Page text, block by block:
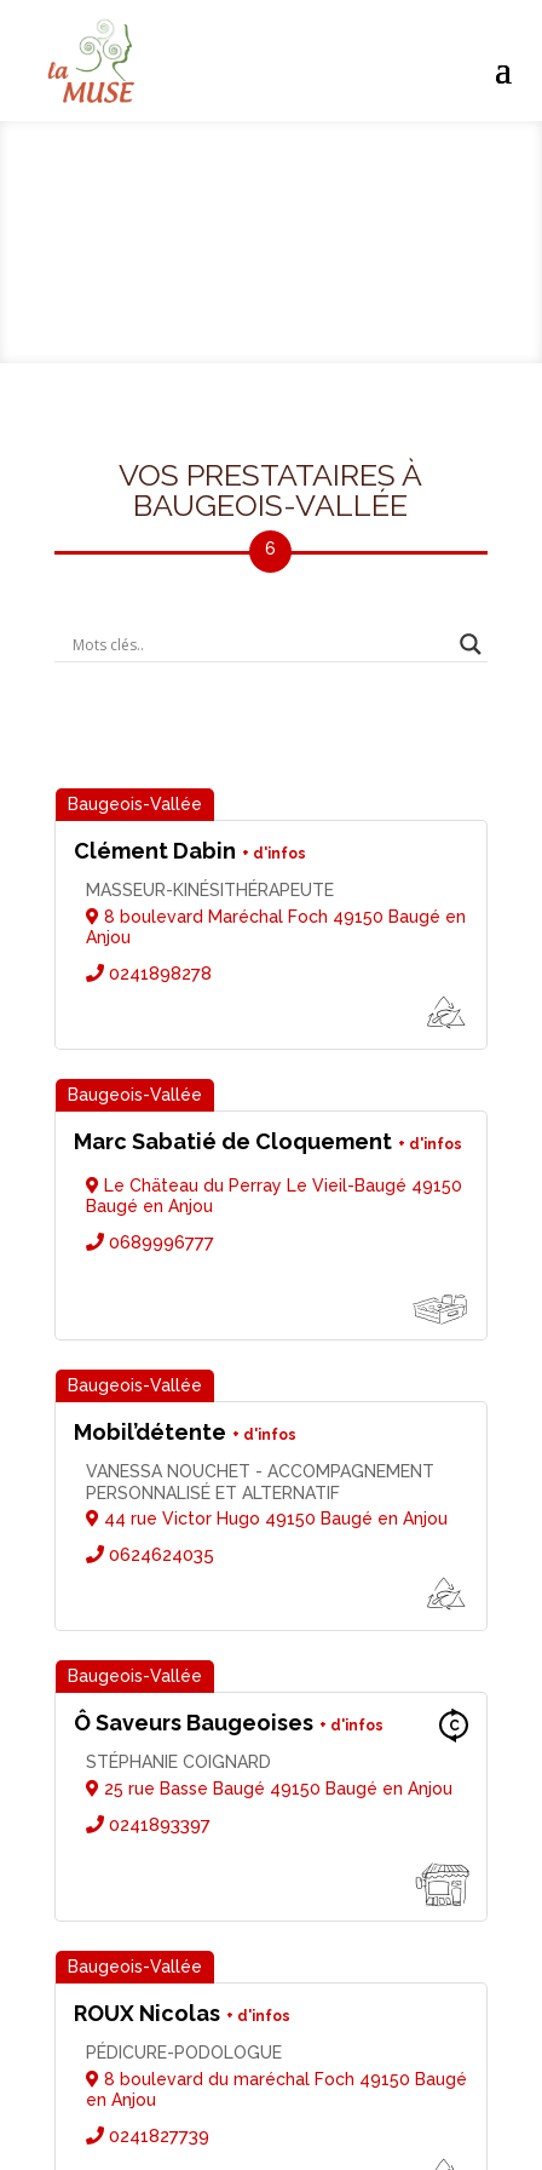
VOS PRESTATAIRES À
BAUGEOIS-VALLÉE
6
Clément Dabin
MASSEUR-KINÉSITHÉRAPEUTE
8 boulevard Maréchal Foch 49150 Baugé en
Anjou
0241898278
Marc Sabatié de Cloquement
Le Chäteau du Perray Le Vieil-Baugé 49150
Baugé en Anjou
0689996777
Mobil’détente
VANESSA NOUCHET - ACCOMPAGNEMENT
PERSONNALISÉ ET ALTERNATIF
44 rue Victor Hugo 49150 Baugé en Anjou
0624624035
C
Ô Saveurs Baugeoises
STÉPHANIE COIGNARD
25 rue Basse Baugé 49150 Baugé en Anjou
0241893397
ROUX Nicolas
PÉDICURE-PODOLOGUE
8 boulevard du maréchal Foch 49150 Baugé
en Anjou
0241827739